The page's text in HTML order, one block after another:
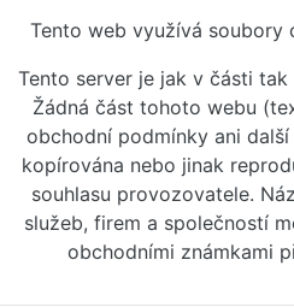
Tento web využívá soubory
Tento server je jak v části
Žádná část tohoto webu
obchodní podmínky ani
kopírována nebo jinak
souhlasu provozovatele.
služeb, firem a společností
obchodními známkami